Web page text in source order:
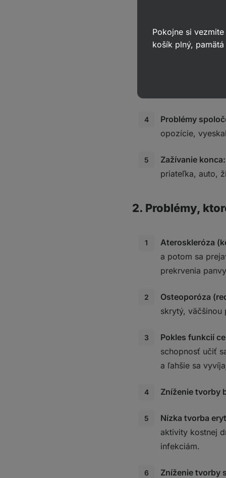
a kolegami.
uspokojenia z
Problémy
opozície,
Zažívanie konca:
priateľka, auto,
2. Problémy,
Ateroskleróza
a potom sa
prekrvenia
Osteoporóza
skrytý, väčšinou
Pokles funkcií
schopnosť učiť
a ľahšie sa
Zníženie tvorby
Nízka tvorba
aktivity kostnej
infekciám.
Zníženie tvorby
Pokojne si
košík plný,